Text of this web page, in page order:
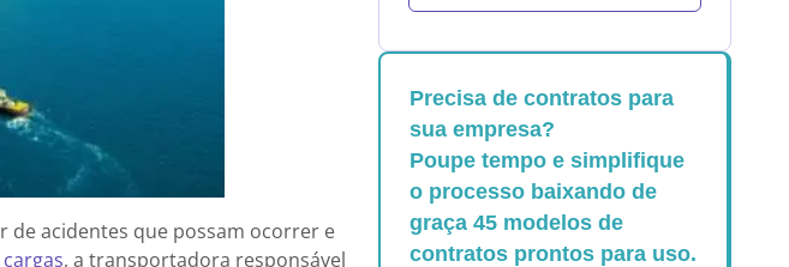
acidentes que possam ocorrer e
, a transportadora responsável
Precisa de contratos para
sua empresa?
Poupe tempo e simplifique
o processo baixando de
graça 45 modelos de
contratos prontos para uso.